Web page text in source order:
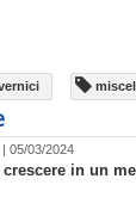
| 05/03/2024
crescere in un